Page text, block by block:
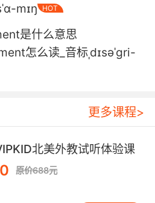
how any court could
two confessions.
回这两桩供述
mɪŋ
HOT
是什么意思
怎么读_音标ˌdɪsəˈgri-
更多课程>
北美外教试听体验课
原价688元